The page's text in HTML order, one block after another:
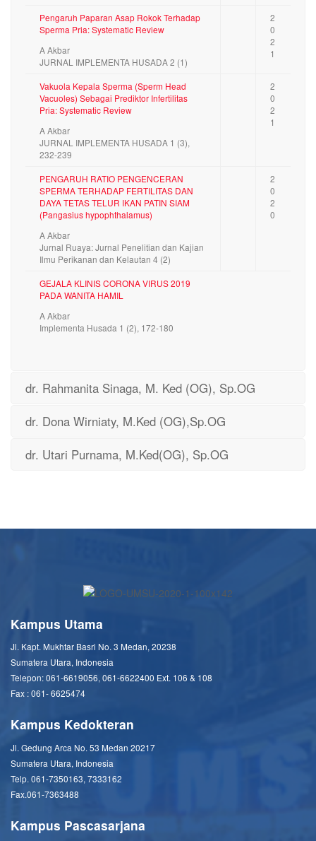
Pengaruh Paparan Asap Rokok Terhadap
Sperma Pria: Systematic Review
A Akbar
JURNAL IMPLEMENTA HUSADA 2 (1)
2
0
2
1
Vakuola Kepala Sperma (Sperm Head
Vacuoles) Sebagai Prediktor Infertilitas
Pria: Systematic Review
A Akbar
JURNAL IMPLEMENTA HUSADA 1 (3),
232-239
2
0
2
1
PENGARUH RATIO PENGENCERAN
SPERMA TERHADAP FERTILITAS DAN
DAYA TETAS TELUR IKAN PATIN SIAM
(Pangasius hypophthalamus)
A Akbar
Jurnal Ruaya: Jurnal Penelitian dan Kajian
Ilmu Perikanan dan Kelautan 4 (2)
2
0
2
0
GEJALA KLINIS CORONA VIRUS 2019
PADA WANITA HAMIL
A Akbar
Implementa Husada 1 (2), 172-180
dr. Rahmanita Sinaga, M. Ked (OG), Sp.OG
dr. Dona Wirniaty, M.Ked (OG),Sp.OG
dr. Utari Purnama, M.Ked(OG), Sp.OG
Kampus Utama
Jl. Kapt. Mukhtar Basri No. 3 Medan, 20238
Sumatera Utara, Indonesia
Telepon: 061-6619056, 061-6622400 Ext. 106 & 108
Fax : 061- 6625474
Kampus Kedokteran
Jl. Gedung Arca No. 53 Medan 20217
Sumatera Utara, Indonesia
Telp. 061-7350163, 7333162
Fax.061-7363488
Kampus Pascasarjana